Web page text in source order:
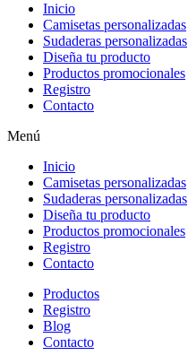
Inicio
Camisetas personalizadas
Sudaderas personalizadas
Diseña tu producto
Productos promocionales
Registro
Contacto
Menú
Inicio
Camisetas personalizadas
Sudaderas personalizadas
Diseña tu producto
Productos promocionales
Registro
Contacto
Productos
Registro
Blog
Contacto